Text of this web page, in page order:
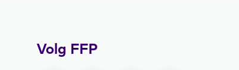
Volg FFP